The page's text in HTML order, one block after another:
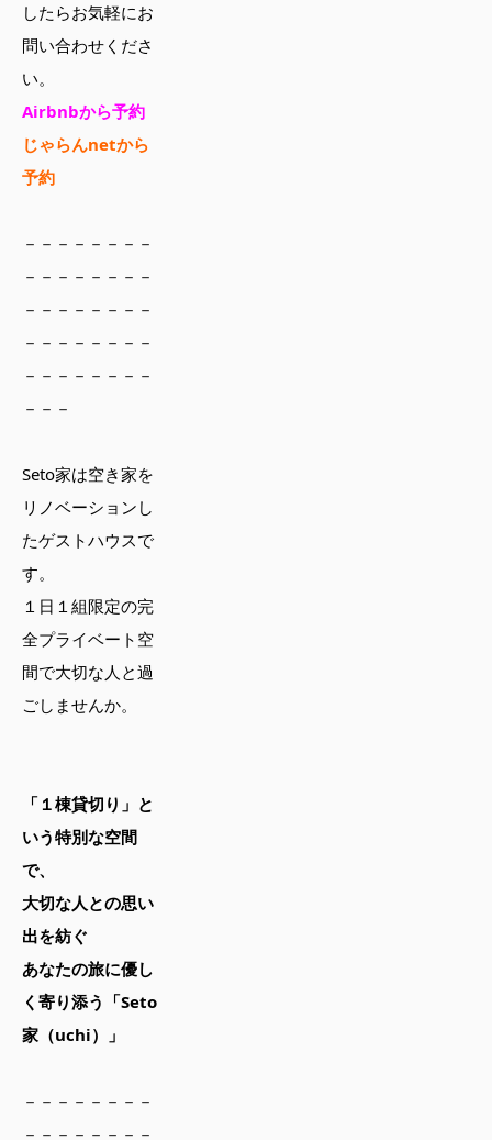
したらお気軽にお
問い合わせくださ
い。
Airbnbから予約
じゃらんnetから
予約
－－－－－－－－
－－－－－－－－
－－－－－－－－
－－－－－－－－
－－－－－－－－
－－－
Seto家は空き家を
リノベーションし
たゲストハウスで
す。
１日１組限定の完
全プライベート空
間で大切な人と過
ごしませんか。
「１棟貸切り」と
いう特別な空間
で、
大切な人との思い
出を紡ぐ
あなたの旅に優し
く寄り添う「Seto
家（uchi）」
－－－－－－－－
－－－－－－－－